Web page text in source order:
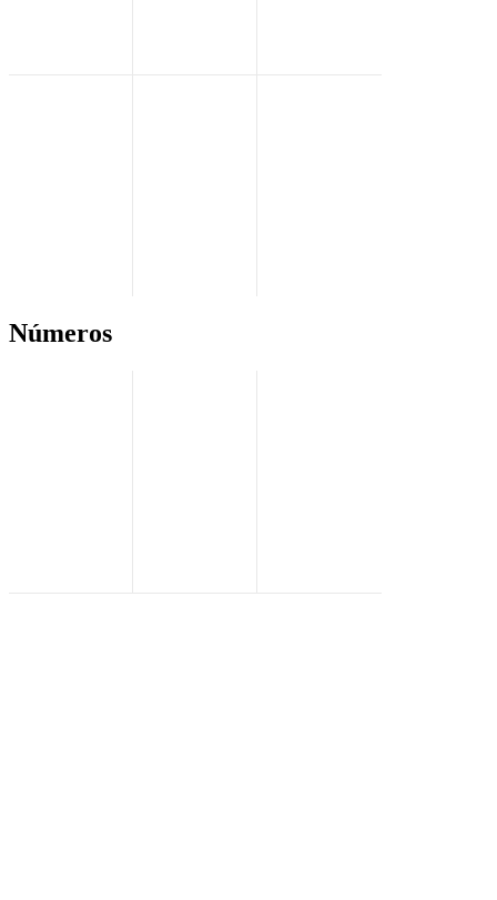
Números